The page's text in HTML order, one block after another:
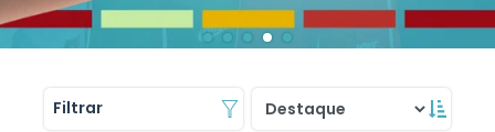
Filtrar